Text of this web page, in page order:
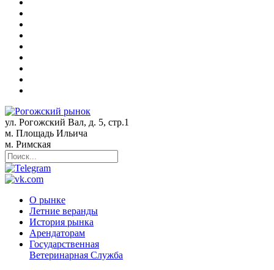
ул. Рогожский Вал, д. 5, стр.1
м. Площадь Ильича
м. Римская
О рынке
Летние веранды
История рынка
Арендаторам
Государственная
Ветеринарная Служба